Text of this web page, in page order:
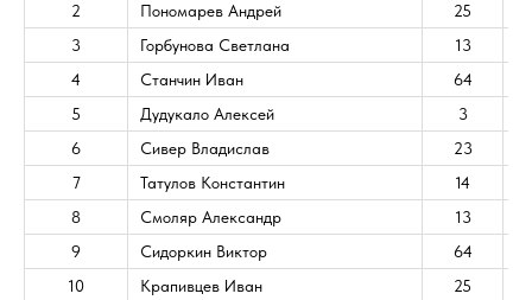
2
Пономарев Андрей
25
3
Горбунова Светлана
13
4
Станчин Иван
64
5
Дудукало Алексей
3
6
Сивер Владислав
23
7
Татулов Константин
14
8
Смоляр Александр
13
9
Сидоркин Виктор
64
10
Крапивцев Иван
25